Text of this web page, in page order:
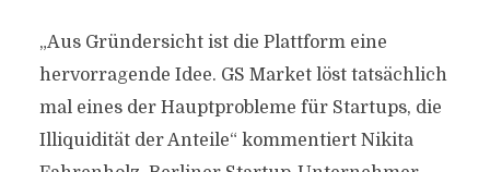
„Aus Gründersicht ist die Plattform eine
hervorragende Idee. GS Market löst tatsächlich
mal eines der Hauptprobleme für Startups, die
Illiquidität der Anteile“ kommentiert Nikita